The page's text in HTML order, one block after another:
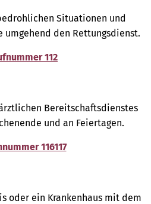
Situationen und
den Rettungsdienst.
112
Bereitschaftsdienstes
und an Feiertagen.
116117
oder ein Krankenhaus mit dem